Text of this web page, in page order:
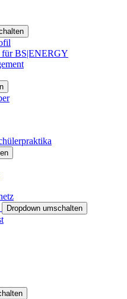
für BS|ENERGY
Dropdown umschalten